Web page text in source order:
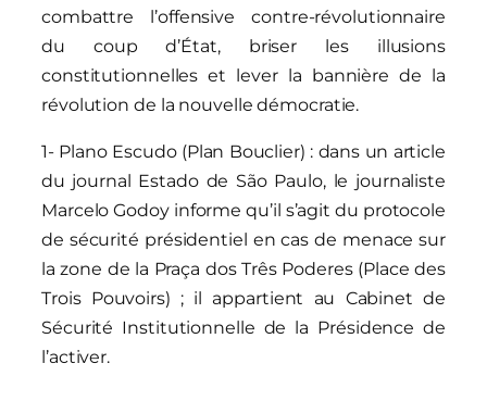
combattre l’offensive contre-révolutionnaire
du coup d’État, briser les illusions
constitutionnelles et lever la bannière de la
révolution de la nouvelle démocratie.
1- Plano Escudo (Plan Bouclier) : dans un article
du journal Estado de São Paulo, le journaliste
Marcelo Godoy informe qu’il s’agit du protocole
de sécurité présidentiel en cas de menace sur
la zone de la Praça dos Três Poderes (Place des
Trois Pouvoirs) ; il appartient au Cabinet de
Sécurité Institutionnelle de la Présidence de
l’activer.